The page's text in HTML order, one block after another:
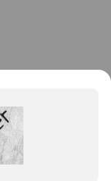
д. 17